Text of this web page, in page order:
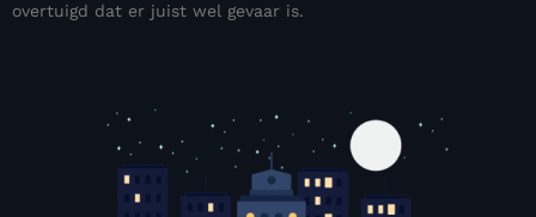
overtuigd dat er juist wel gevaar is.